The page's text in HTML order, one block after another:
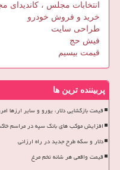
انتخابات مجلس ، کاندیدای
خرید و فروش خودرو
طراحی سایت
فیش حج
قیمت بیسیم
پربیننده ترین ها
قیمت بازگشایی دلار، یورو و سایر ارزها امروز ۱۳ خرداد ۱۴۰۵ بهمراه
افزایش موکب های بانک سپه در مراسم
دلار و سکه طرح جدید در راه ارزانی
قیمت واقعی هر شانه تخم مرغ